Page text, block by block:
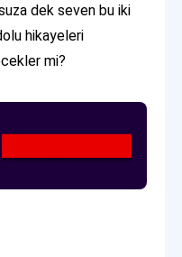
dek seven bu iki
hikayeleri
mi?